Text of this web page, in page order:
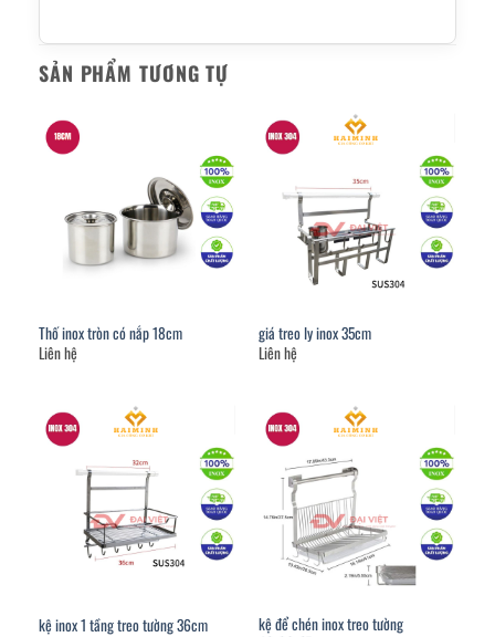
SẢN PHẨM TƯƠNG TỰ
Thố inox tròn có nắp 18cm
Liên hệ
giá treo ly inox 35cm
Liên hệ
kệ inox 1 tầng treo tường 36cm
kệ để chén inox treo tường